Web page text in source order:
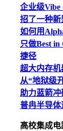
企业级
招了一种新
如何用
只做Best
捷径
超大内存机
从“地狱级
助力蓝箭冲
普冉半导
高校集成电